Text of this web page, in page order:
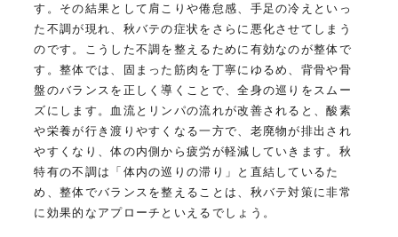
す。その結果として肩こりや倦怠感、手足の冷えといっ
た不調が現れ、秋バテの症状をさらに悪化させてしまう
のです。こうした不調を整えるために有効なのが整体で
す。整体では、固まった筋肉を丁寧にゆるめ、背骨や骨
盤のバランスを正しく導くことで、全身の巡りをスムー
ズにします。血流とリンパの流れが改善されると、酸素
や栄養が行き渡りやすくなる一方で、老廃物が排出され
やすくなり、体の内側から疲労が軽減していきます。秋
特有の不調は「体内の巡りの滞り」と直結しているた
め、整体でバランスを整えることは、秋バテ対策に非常
に効果的なアプローチといえるでしょう。